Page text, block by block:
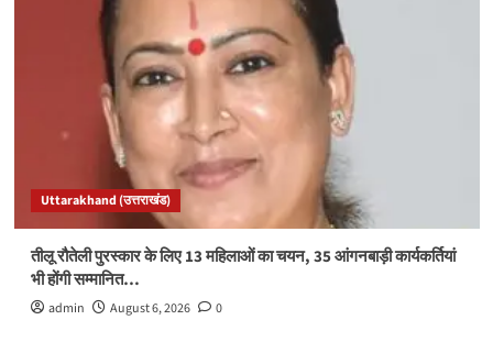
Uttarakhand (उत्तराखंड)
तीलू रौतेली पुरस्कार के लिए 13 महिलाओं का चयन, 35 आंगनबाड़ी कार्यकर्तियां
भी होंगी सम्मानित…
admin August 6, 2026 0